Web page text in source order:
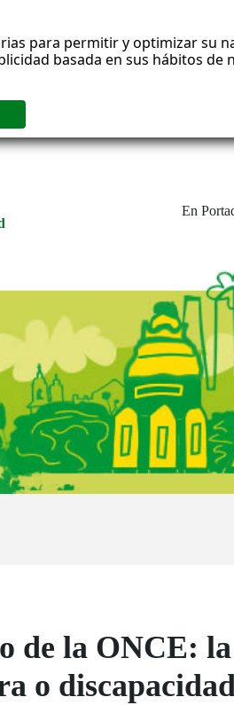
para permitir y optimizar su
basada en sus hábitos
En
la ONCE: la
o